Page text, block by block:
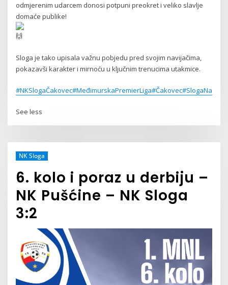
odmjerenim udarcem donosi potpuni preokret i veliko slavlje
domaće publike!
Sloga je tako upisala važnu pobjedu pred svojim navijačima,
pokazavši karakter i mirnoću u ključnim trenucima utakmice.
#NKSlogaČakovec#MeđimurskaPremierLiga#Čakovec
See less
NK Sloga
6. kolo i poraz u derbiju –
NK Pušćine – NK Sloga
3:2